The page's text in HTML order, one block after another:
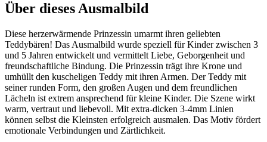
Über dieses Ausmalbild
Diese herzerwärmende Prinzessin umarmt ihren geliebten
Teddybären! Das Ausmalbild wurde speziell für Kinder zwischen 3
und 5 Jahren entwickelt und vermittelt Liebe, Geborgenheit und
freundschaftliche Bindung. Die Prinzessin trägt ihre Krone und
umhüllt den kuscheligen Teddy mit ihren Armen. Der Teddy mit
seiner runden Form, den großen Augen und dem freundlichen
Lächeln ist extrem ansprechend für kleine Kinder. Die Szene wirkt
warm, vertraut und liebevoll. Mit extra-dicken 3-4mm Linien
können selbst die Kleinsten erfolgreich ausmalen. Das Motiv fördert
emotionale Verbindungen und Zärtlichkeit.